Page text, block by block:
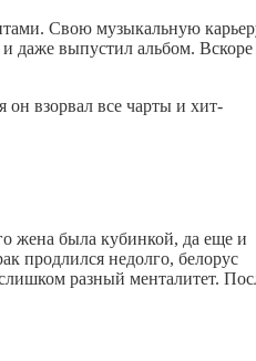
Свою музыкальную
даже выпустил альбом. Вскоре
взорвал все чарты и хит-
жена была кубинкой, да еще и
продлился недолго, белорус
разный менталитет.